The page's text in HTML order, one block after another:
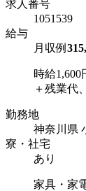
求人番号
1051539
給与
月収例
時給1,600
＋残業代
勤務地
神奈川県
寮・社宅
あり
家具・家